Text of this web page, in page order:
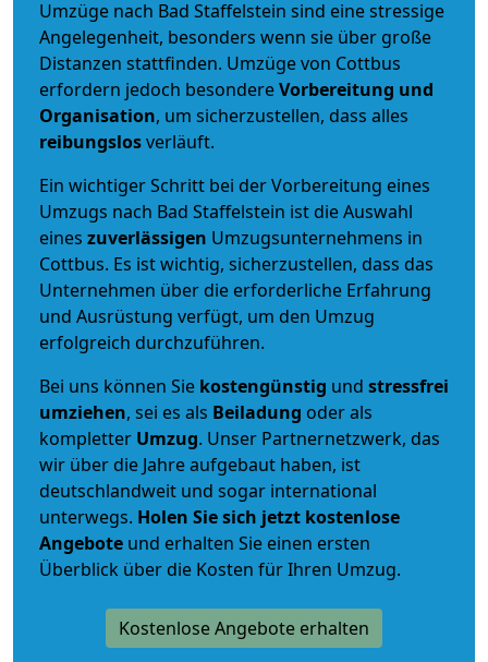
Umzüge nach Bad Staffelstein sind eine stressige
Angelegenheit, besonders wenn sie über große
Distanzen stattfinden. Umzüge von Cottbus
erfordern jedoch besondereVorbereitung und
Organisation, um sicherzustellen, dass alles
reibungslosverläuft.
Ein wichtiger Schritt bei der Vorbereitung eines
Umzugs nach Bad Staffelstein ist die Auswahl
eines zuverlässigen Umzugsunternehmens in
Cottbus. Es ist wichtig, sicherzustellen, dass das
Unternehmen über die erforderliche Erfahrung
und Ausrüstung verfügt, um den Umzug
erfolgreich durchzuführen.
Bei uns können Sie kostengünstig und stressfrei
umziehen, sei es als Beiladung oder als
kompletter Umzug. Unser Partnernetzwerk, das
wir über die Jahre aufgebaut haben, ist
deutschlandweit und sogar international
unterwegs. Holen Sie sich jetzt kostenlose
Angebote und erhalten Sie einen ersten
Überblick über die Kosten für Ihren Umzug.
Kostenlose Angebote erhalten